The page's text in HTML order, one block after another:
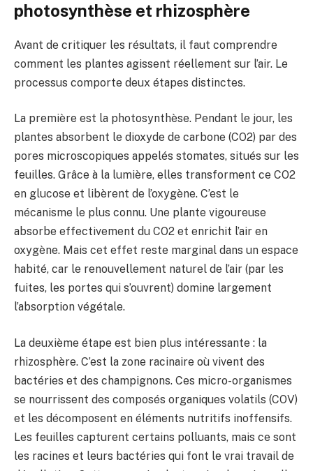
photosynthèse et rhizosphère
Avant de critiquer les résultats, il faut comprendre
comment les plantes agissent réellement sur l’air. Le
processus comporte deux étapes distinctes.
La première est la photosynthèse. Pendant le jour, les
plantes absorbent le dioxyde de carbone (CO2) par des
pores microscopiques appelés stomates, situés sur les
feuilles. Grâce à la lumière, elles transforment ce CO2
en glucose et libèrent de l’oxygène. C’est le
mécanisme le plus connu. Une plante vigoureuse
absorbe effectivement du CO2 et enrichit l’air en
oxygène. Mais cet effet reste marginal dans un espace
habité, car le renouvellement naturel de l’air (par les
fuites, les portes qui s’ouvrent) domine largement
l’absorption végétale.
La deuxième étape est bien plus intéressante : la
rhizosphère. C’est la zone racinaire où vivent des
bactéries et des champignons. Ces micro-organismes
se nourrissent des composés organiques volatils (COV)
et les décomposent en éléments nutritifs inoffensifs.
Les feuilles capturent certains polluants, mais ce sont
les racines et leurs bactéries qui font le vrai travail de